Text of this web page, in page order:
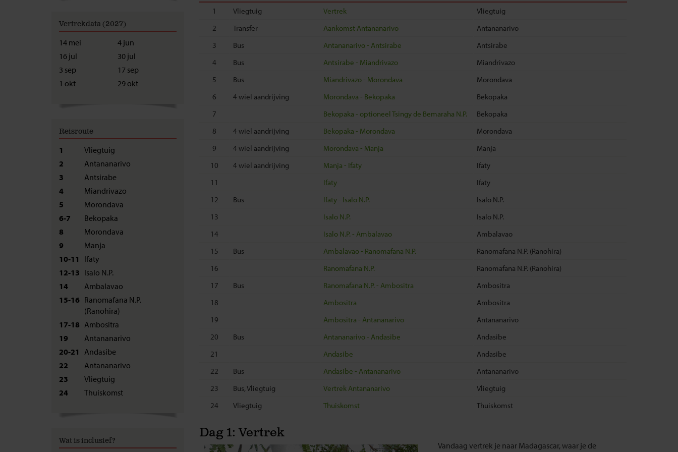
Vertrekdata (2027)
14 mei
4 jun
16 jul
30 jul
3 sep
17 sep
1 okt
29 okt
Reisroute
1
Vliegtuig
2
Antananarivo
3
Antsirabe
4
Miandrivazo
5
Morondava
6-7
Bekopaka
8
Morondava
9
Manja
10-11
Ifaty
12-13 Isalo N.P.
14
Ambalavao
15-16 Ranomafana N.P.
(Ranohira)
17-18 Ambositra
19
Antananarivo
20-21
Andasibe
22
Antananarivo
23
Vliegtuig
24
Thuiskomst
Wat is inclusief?
Ranomafana
Ambositra
Antananarivo
1
Vliegtuig Vertrek
Vliegtuig
2
Transfer Aankomst Antananarivo
Antananarivo
3
Bus Antananarivo - Antsirabe
Antsirabe
4
Bus Antsirabe - Miandrivazo
Miandrivazo
5
Bus Miandrivazo - Morondava
Morondava
6
4 wiel aandrijving Morondava - Bekopaka
Bekopaka
7
Bekopaka - optioneel Tsingy de Bemaraha N.P.
Bekopaka
8
4 wiel aandrijving Bekopaka - Morondava
Morondava
9
4 wiel aandrijving Morondava - Manja
Manja
10
4 wiel aandrijving Manja - Ifaty
Ifaty
11
Ifaty
Ifaty
12
Bus Ifaty - Isalo N.P.
Isalo N.P.
13
Isalo N.P.
Isalo N.P.
14
Isalo N.P. - Ambalavao
Ambalavao
15
Bus Ambalavao - Ranomafana N.P.
Ranomafana N.P. (Ranohira)
16
Ranomafana N.P.
Ranomafana N.P. (Ranohira)
17
Bus Ranomafana N.P. - Ambositra
Ambositra
18
Ambositra
Ambositra
19
Ambositra - Antananarivo
Antananarivo
20
Bus Antananarivo - Andasibe
Andasibe
21
Andasibe
Andasibe
22
Bus Andasibe - Antananarivo
Antananarivo
23
Bus, Vliegtuig Vertrek Antananarivo
Vliegtuig
24
Vliegtuig Thuiskomst Thuiskomst
Dag 1: Vertrek
Vandaag vertrek je naar Madagascar, waar je de